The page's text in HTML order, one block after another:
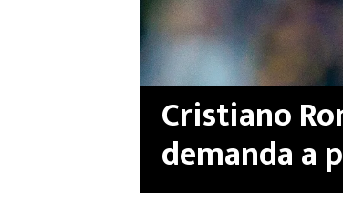
Cristiano
demanda a
europeo